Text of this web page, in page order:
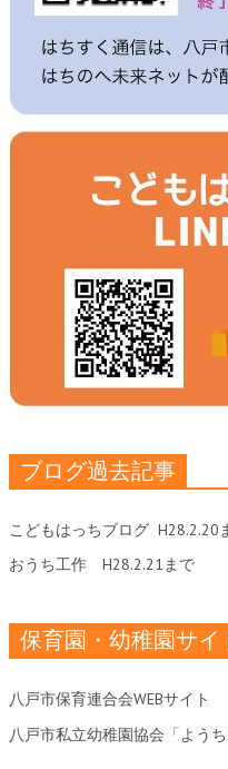
ブログ過去記事
こどもはっちブログ H28.2.20
おうち工作 H28.2.21まで
保育園・幼稚園サイ
八戸市保育連合会WEBサイト
八戸市私立幼稚園協会「ようち